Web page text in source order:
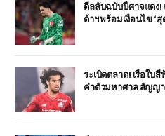
ดีลลับฉบับปีศาจแดง!
ต้าฯ พร้อมเงื่อนไข ‘
ระเบิดตลาด! เรือใบ
ค่าตัวมหาศาล สัญญ